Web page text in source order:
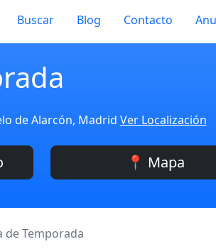
Buscar Blog Contacto
de Alarcón, Madrid Ver Localización
📍 Mapa
de Temporada